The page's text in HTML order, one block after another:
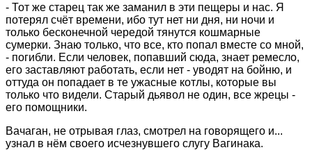
- Тот же старец так же заманил в эти пещеры и нас. Я
потерял счёт времени, ибо тут нет ни дня, ни ночи и
только бесконечной чередой тянутся кошмарные
сумерки. Знаю только, что все, кто попал вместе со мной,
- погибли. Если человек, попавший сюда, знает ремесло,
его заставляют работать, если нет - уводят на бойню, и
оттуда он попадает в те ужасные котлы, которые вы
только что видели. Старый дьявол не один, все жрецы -
его помощники.
Вачаган, не отрывая глаз, смотрел на говорящего и...
узнал в нём своего исчезнувшего слугу Вагинака.